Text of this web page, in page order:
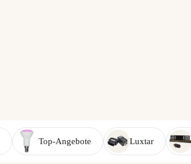
Top-Angebote Luxtar